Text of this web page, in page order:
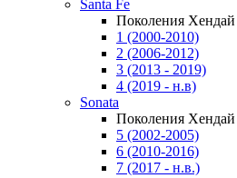
Santa Fe
Поколения Хендай
1 (2000-2010)
2 (2006-2012)
3 (2013 - 2019)
4 (2019 - н.в)
Sonata
Поколения Хендай
5 (2002-2005)
6 (2010-2016)
7 (2017 - н.в.)